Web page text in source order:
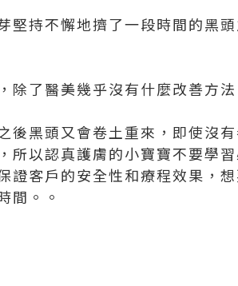
持不懈地擠了一段時間的黑
除了醫美幾乎沒有什麼改善方法
後黑頭又會卷土重來，即使沒
所以認真護膚的小寶寶不要學習
證客戶的安全性和療程效果，
間。。